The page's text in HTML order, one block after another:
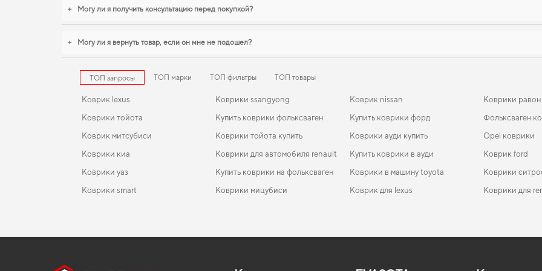
+ Могу ли я получить консультацию перед покупкой?
+ Могу ли я вернуть товар, если он мне не подошел?
ТОП запросы ТОП марки ТОП фильтры ТОП товары
Коврик lexus
Коврики тойота
Коврик митсубиси
Коврики киа
Коврики уаз
Коврики smart
Коврики ssangyong
Купить коврики фольксваген
Коврики тойота купить
Коврики для автомобиля renault
Купить коврики на фольксваген
Коврики мицубиси
Коврик nissan
Купить коврики форд
Коврики ауди купить
Купить коврики в ауди
Коврики в машину toyota
Коврик для lexus
Коврики равон
Фольксваген
Opel коврики
Коврик ford
Коврики
Коврики для